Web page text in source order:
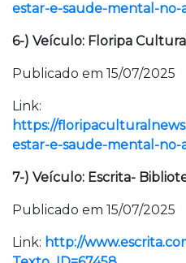
estar-e-saude-mental-no-
6-) Veículo: Floripa Cultural
Publicado em 15/07/2025
Link:
https://
estar-e-saude-mental-no-
7-) Veículo: Escrita-
Publicado em 15/07/2025
Link: http://